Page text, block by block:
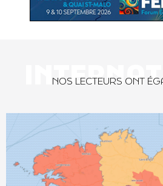
NOS LECTEURS ONT